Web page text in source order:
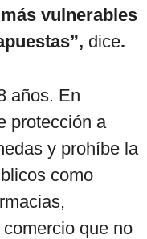
vulnerables
dice.
años. En
protección a
y prohíbe la
como
que no